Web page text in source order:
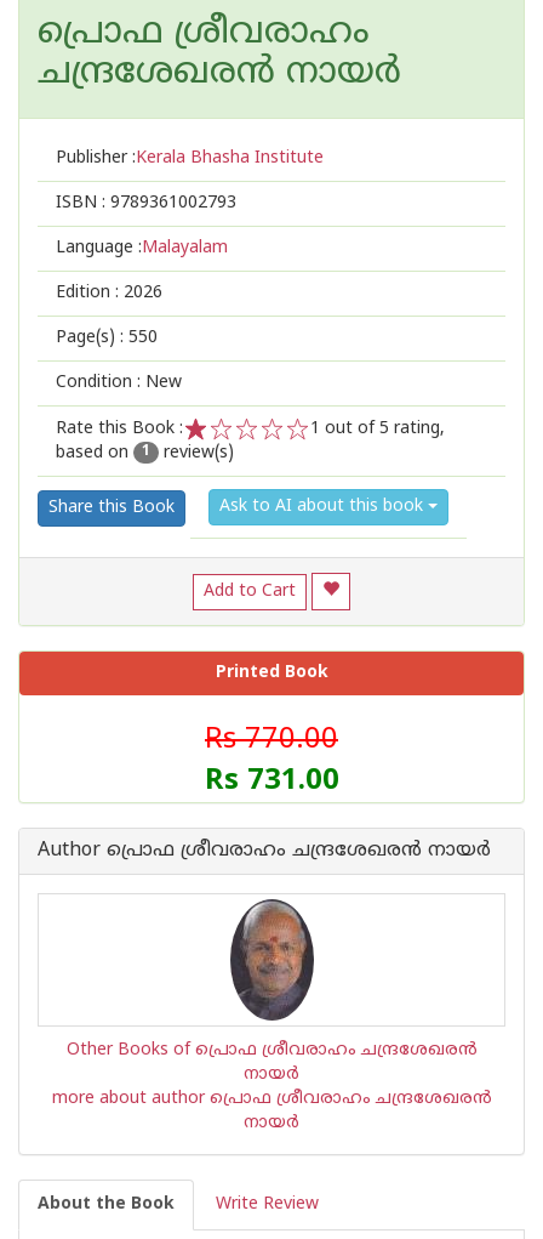
പ്രൊഫ ശ്രീവരാഹം
ചന്ദ്രശേഖരന്‍ നായര്‍
Publisher :Kerala Bhasha Institute
ISBN : 9789361002793
Language :Malayalam
Edition : 2026
Page(s) : 550
Condition : New
Rate this Book :
2
1
1 out of 5 rating,
based on
1 review(s)
Share this Book Ask to AI about this book
Add to Cart
Printed Book
Rs 770.00
Rs 731.00
Author പ്രൊഫ ശ്രീവരാഹം ചന്ദ്രശേഖരന്‍ നായര്‍
Other Books of പ്രൊഫ ശ്രീവരാഹം ചന്ദ്രശേഖരന്‍
നായര്‍
more about author പ്രൊഫ ശ്രീവരാഹം ചന്ദ്രശേഖരന്‍
നായര്‍
About the Book Write Review